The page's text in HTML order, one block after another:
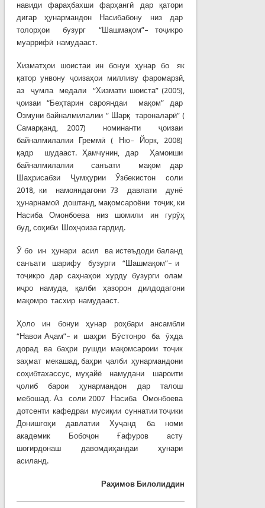
навиди фараҳбахши фарҳангӣ дар қатори
дигар ҳунармандон Насибабону низ дар
толорҳои бузург “Шашмақом”– тоҷикро
муаррифӣ намудааст.
Хизматҳои шоистаи ин бонуи ҳунар бо як
қатор унвону ҷоизаҳои милливу фаромарзӣ,
аз ҷумла медали “Хизмати шоиста” (2005),
ҷоизаи “Беҳтарин сарояндаи мақом” дар
Озмуни байналмилалии “ Шарқ тароналарӣ” (
Самарқанд, 2007) номинанти ҷоизаи
байналмилалии Греммӣ ( Ню– Йорк, 2008)
қадр шудааст. Ҳамчунин, дар Ҳамоиши
байналмилалии санъати мақом дар
Шаҳрисабзи Ҷумҳурии Ӯзбекистон соли
2018, ки намояндагони 73 давлати дунё
ҳунарнамоӣ доштанд, мақомсароёни тоҷик, ки
Насиба Омонбоева низ шомили ин гурӯҳ
буд, соҳиби Шоҳҷоиза гардид.
Ӯ бо ин ҳунари асил ва истеъдоди баланд
санъати шарифу бузурги “Шашмақом”– и
тоҷикро дар саҳнаҳои хурду бузурги олам
иҷро намуда, қалби ҳазорон дилдодагони
мақомро тасхир намудааст.
Ҳоло ин бонуи ҳунар роҳбари ансамбли
“Навои Аҷам”– и шаҳри Бӯстонро ба ӯҳда
дорад ва баҳри рушди мақомсароии тоҷик
заҳмат мекашад, баҳри ҷалби ҳунармандони
соҳибтахассус, муҳайё намудани шароити
ҷолиб барои ҳунармандон дар талош
мебошад. Аз соли 2007 Насиба Омонбоева
дотсенти кафедраи мусиқии суннатии тоҷики
Донишгоҳи давлатии Хуҷанд ба номи
академик Бобоҷон Ғафуров асту
шогирдонаш давомдиҳандаи ҳунари
асиланд.
Раҳимов Билолиддин